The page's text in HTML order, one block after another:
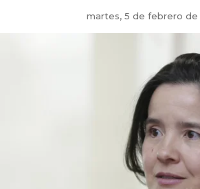
martes, 5 de febrero de